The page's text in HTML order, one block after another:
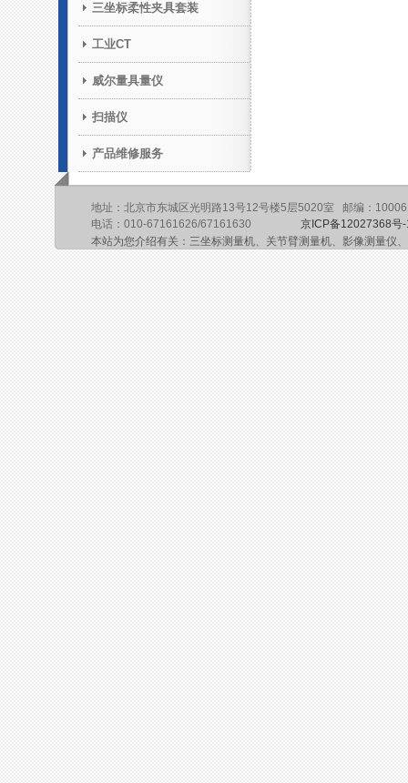
三坐标柔性夹具套装
工业CT
威尔量具量仪
扫描仪
产品维修服务
地址：北京市东城区光明路13号12号楼5层5020室 邮编：
电话：010-67161626/67161630 京ICP备12027368号
本站为您介绍有关：三坐标测量机、关节臂测量机、影像测量仪